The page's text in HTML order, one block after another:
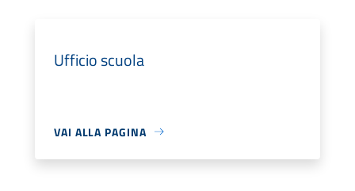
Ufficio scuola
VAI ALLA PAGINA